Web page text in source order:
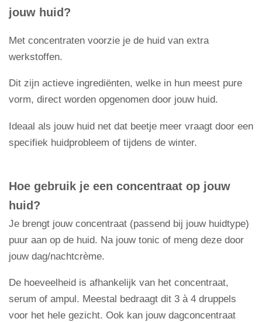
jouw huid?
Met concentraten voorzie je de huid van extra
werkstoffen.
Dit zijn actieve ingrediënten, welke in hun meest pure
vorm, direct worden opgenomen door jouw huid.
Ideaal als jouw huid net dat beetje meer vraagt door een
specifiek huidprobleem of tijdens de winter.
Hoe gebruik je een concentraat op jouw
huid?
Je brengt jouw concentraat (passend bij jouw huidtype)
puur aan op de huid. Na jouw tonic of meng deze door
jouw dag/nachtcrème.
De hoeveelheid is afhankelijk van het concentraat,
serum of ampul. Meestal bedraagt dit 3 à 4 druppels
voor het hele gezicht. Ook kan jouw dagconcentraat